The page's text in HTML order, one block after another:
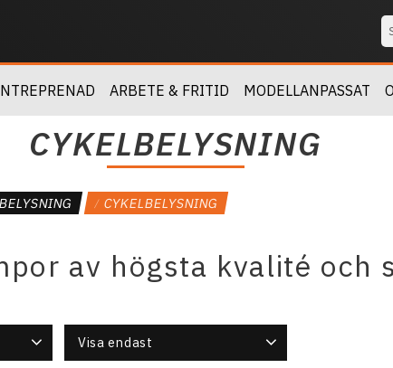
ARBETE & FRITID MODELLANPASSAT
CYKELBELYSNING
CYKELBELYSNING
av högsta kvalité och
Visa endast